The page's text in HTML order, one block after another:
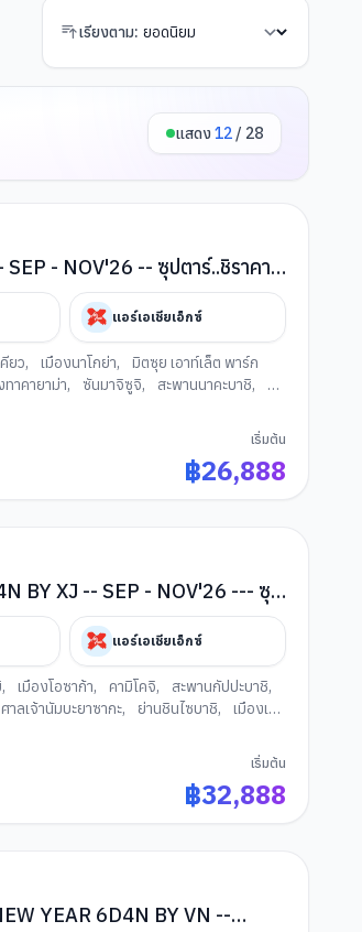
เรียงตาม:
แสดง12 / 28
- NOV'26 -- ซุปตาร์..ชิราคา
แอร์เอเชียเอ็กซ์
ยว, เมืองนาโกย่า,
มิตซุย เอาท์เล็ต พาร์ก
ทาคายาม่า, ซันมาจิซูจิ, สะพานนาคะบาชิ,
ที่
เริ่มต้น
฿26,888
BY XJ -- SEP - NOV'26 --- ซุป
แอร์เอเชียเอ็กซ์
, เมืองโอซาก้า, คามิโคจิ, สะพานกัปปะบาชิ,
ศาลเจ้านัมบะยาซากะ, ย่านชินไซบาชิ,
เมืองเกีย
เริ่มต้น
฿32,888
YEAR 6D4N BY VN --